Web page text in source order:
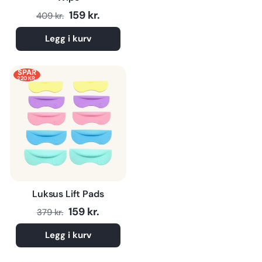
Normalpris
409 kr. Tilbudspris
159 kr.
Legg i kurv
SPAR
220 KR.
Luksus Lift Pads
Normalpris
379 kr. Tilbudspris
159 kr.
Legg i kurv